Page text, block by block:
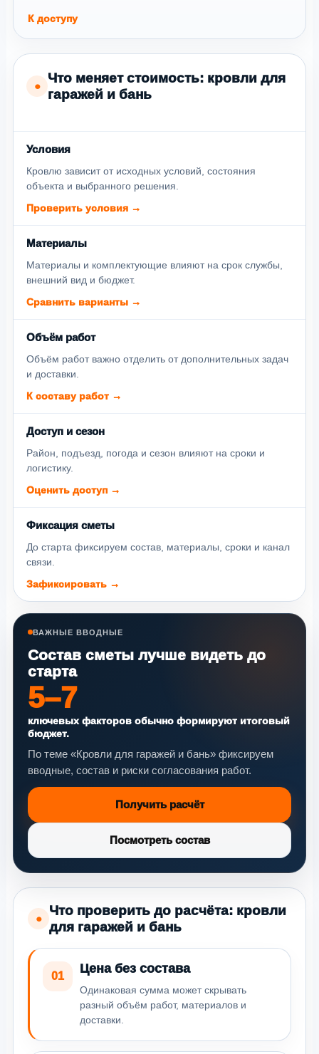
К доступу
●
Что меняет стоимость: кровли для
гаражей и бань
Условия
Кровлю зависит от исходных условий, состояния
объекта и выбранного решения.
Проверить условия →
Материалы
Материалы и комплектующие влияют на срок службы,
внешний вид и бюджет.
Сравнить варианты →
Объём работ
Объём работ важно отделить от дополнительных задач
и доставки.
К составу работ →
Доступ и сезон
Район, подъезд, погода и сезон влияют на сроки и
логистику.
Оценить доступ →
Фиксация сметы
До старта фиксируем состав, материалы, сроки и канал
связи.
Зафиксировать →
ВАЖНЫЕ ВВОДНЫЕ
Состав сметы лучше видеть до
старта
5–7
ключевых факторов обычно формируют итоговый
бюджет.
По теме «Кровли для гаражей и бань» фиксируем
вводные, состав и риски согласования работ.
Получить расчёт
Посмотреть состав
●
Что проверить до расчёта: кровли
для гаражей и бань
01
Цена без состава
Одинаковая сумма может скрывать
разный объём работ, материалов и
доставки.